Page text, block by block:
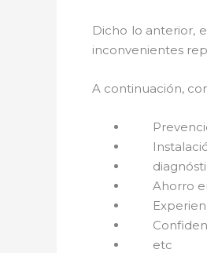
Dicho lo anterior,
inconvenientes
A continuación,
Ahorro
etc